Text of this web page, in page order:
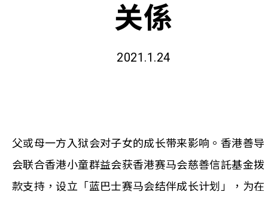
关係
2021.1.24
父或母一方入狱会对子女的成长带来影响。香港善导
会联合香港小童群益会获香港赛马会慈善信託基金拨
款支持，设立「蓝巴士赛马会结伴成长计划」，为在